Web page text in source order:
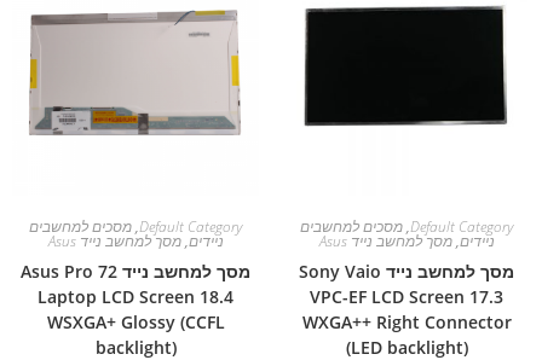
Default Category
,מסכים למחשבים
ניידים,מסך למחשב נייד Asus
מסך למחשב נייד Sony Vaio
VPC-EF LCD Screen 17.3
WXGA++ Right Connector
(LED backlight)
Default Category
,מסכים למחשבים
ניידים,מסך למחשב נייד Asus
מסך למחשב נייד Asus Pro 72
Laptop LCD Screen 18.4
WSXGA+ Glossy (CCFL
backlight)